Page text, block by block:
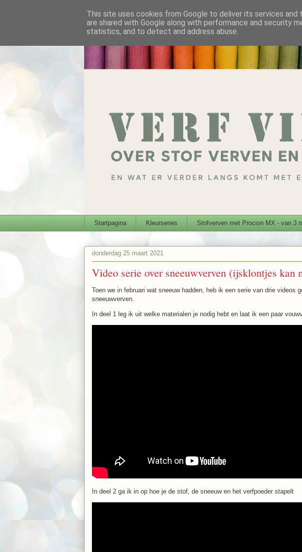
Startpagina Kleurseries Stofverven met Procion MX - van 3
donderdag 25 maart 2021
Video serie over sneeuwverven (ijsklontjes kan
Toen we in februari wat sneeuw hadden, heb ik een serie van drie videos
sneeuwverven.
In deel 1 leg ik uit welke materialen je nodig hebt en laat ik een paar
In deel 2 ga ik in op hoe je de stof, de sneeuw en het verfpoeder stapelt
This site uses cookies from Google to deliver its services and
are shared with Google along with performance and security
statistics, and to detect and address abuse.